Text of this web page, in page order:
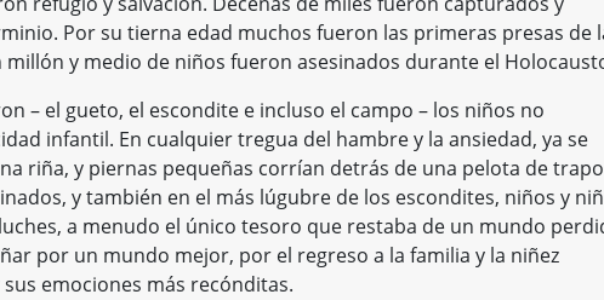
Por su tierna edad muchos fueron las primeras presas de
y medio de niños fueron asesinados durante el
– el gueto, el escondite e incluso el campo – los niños no
infantil. En cualquier tregua del hambre y la ansiedad, ya se
riña, y piernas pequeñas corrían detrás de una pelota de
y también en el más lúgubre de los escondites, niños y
a menudo el único tesoro que restaba de un mundo
por un mundo mejor, por el regreso a la familia y la niñez
emociones más recónditas.